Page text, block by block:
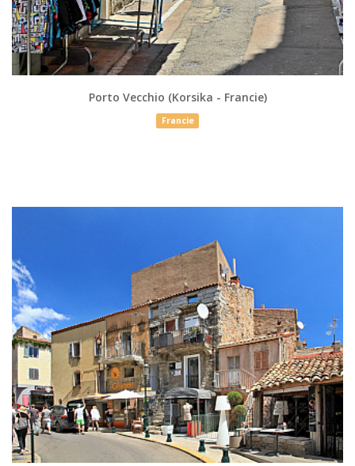
Porto Vecchio (Korsika - Francie)
Francie